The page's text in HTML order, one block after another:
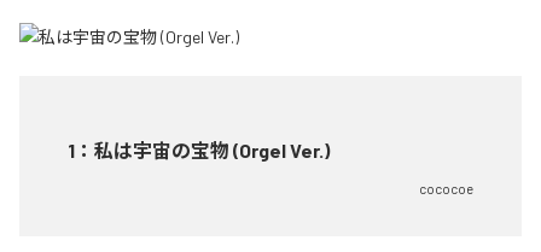
1 ： 私は宇宙の宝物 (Orgel Ver.)
cococoe